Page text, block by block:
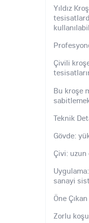
Yıldız
Çivili
Bu kroşe
Teknik
Gövde:
Çivi:
sanayi
Öne
Zorlu